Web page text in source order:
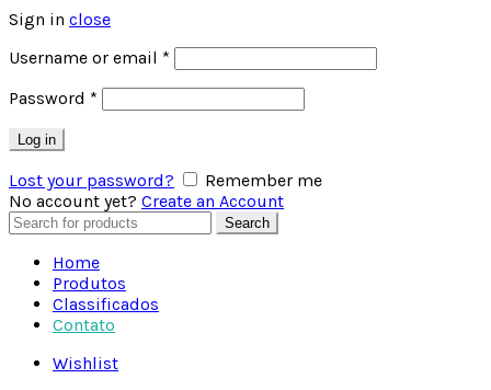
Sign in close
Username or email *
Password *
Log in
Lost your password?
Remember me
No account yet? Create an Account
Search
for:
Search
Home
Produtos
Classificados
Contato
Wishlist